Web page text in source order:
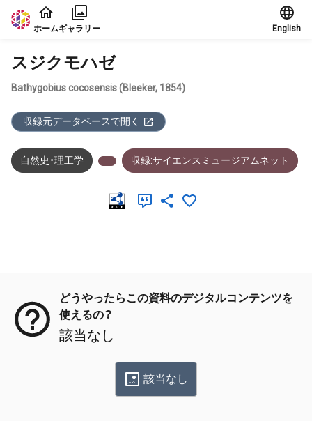
本文に飛ぶ
ホームギャラリー English
スジクモハゼ
Bathygobius cocosensis (Bleeker, 1854)
収録元データベースで開く
自然史・理工学 収録:サイエンスミュージアムネット
どうやったらこの資料のデジタルコンテンツを
使えるの？
該当なし
該当なし